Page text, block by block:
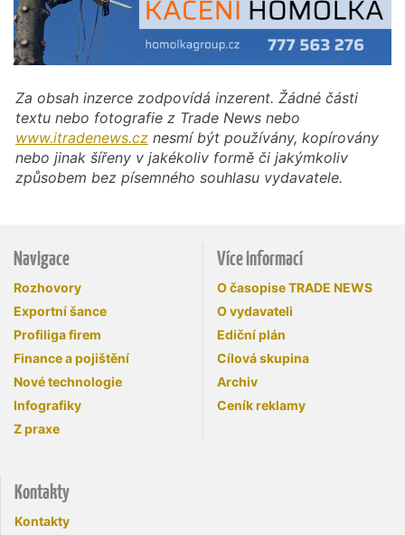
Za obsah inzerce zodpovídá inzerent. Žádné části
textu nebo fotografie z Trade News nebo
www.itradenews.cz nesmí být používány, kopírovány
nebo jinak šířeny v jakékoliv formě či jakýmkoliv
způsobem bez písemného souhlasu vydavatele.
Navigace
Rozhovory
Exportní šance
Profiliga firem
Finance a pojištění
Nové technologie
Infografiky
Z praxe
Více informací
O časopise TRADE NEWS
O vydavateli
Ediční plán
Cílová skupina
Archiv
Ceník reklamy
Kontakty
Kontakty